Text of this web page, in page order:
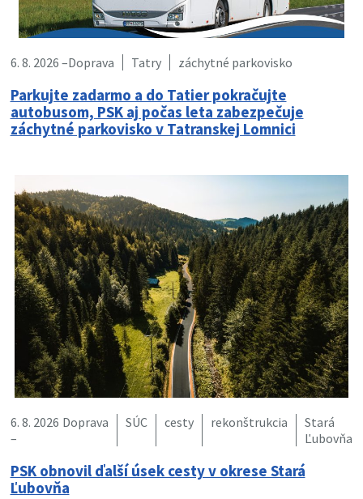
6. 8. 2026 –Doprava Tatry záchytné parkovisko
Parkujte zadarmo a do Tatier pokračujte
autobusom, PSK aj počas leta zabezpečuje
záchytné parkovisko v Tatranskej Lomnici
6. 8. 2026
–
Doprava SÚC cesty rekonštrukcia
Stará
Ľubovňa
PSK obnovil ďalší úsek cesty v okrese Stará
Ľubovňa